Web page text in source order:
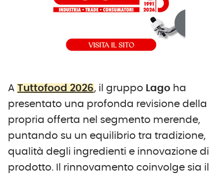
A Tuttofood 2026, il gruppo Lago ha
presentato una profonda revisione della
propria offerta nel segmento merende,
puntando su un equilibrio tra tradizione,
qualità degli ingredienti e innovazione di
prodotto. Il rinnovamento coinvolge sia il